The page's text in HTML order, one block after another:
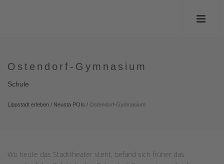
Ostendorf-Gymnasium
Schule
Lippstadt erleben / Neusta POIs / Ostendorf-Gymnasium
Wo heute das Stadttheater steht, befand sich früher das